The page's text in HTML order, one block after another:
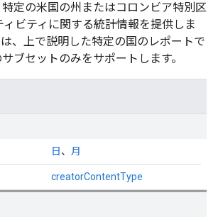
定の米国の州またはコロンビア特別区
ィビティに関する統計情報を提供しま
、上で説明した特定の国のレポートで
ブセットのみをサポートします。
日 、 月
creatorContentType